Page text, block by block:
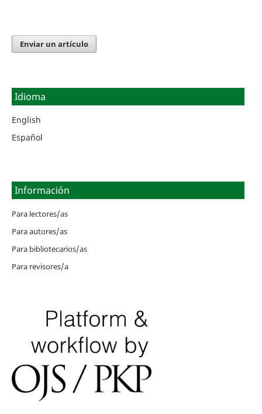
Enviar un artículo
Idioma
English
Español
Información
Para lectores/as
Para autores/as
Para bibliotecarios/as
Para revisores/a